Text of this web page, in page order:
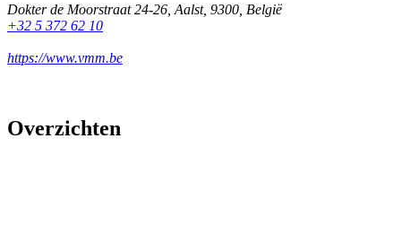
Dokter de Moorstraat 24-26 Aalst, 9300 België
+32 5 372 62 10
https://www.vmm.be
Overzichten